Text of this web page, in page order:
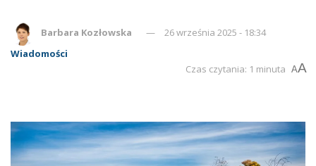
Barbara Kozłowska
26 września 2025 - 18:34
Wiadomości
Czas czytania: 1 minuta AA